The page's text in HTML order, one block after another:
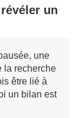
un
une
la recherche
être lié à
un bilan est